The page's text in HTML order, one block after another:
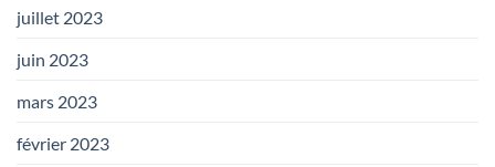
juillet 2023
juin 2023
mars 2023
février 2023